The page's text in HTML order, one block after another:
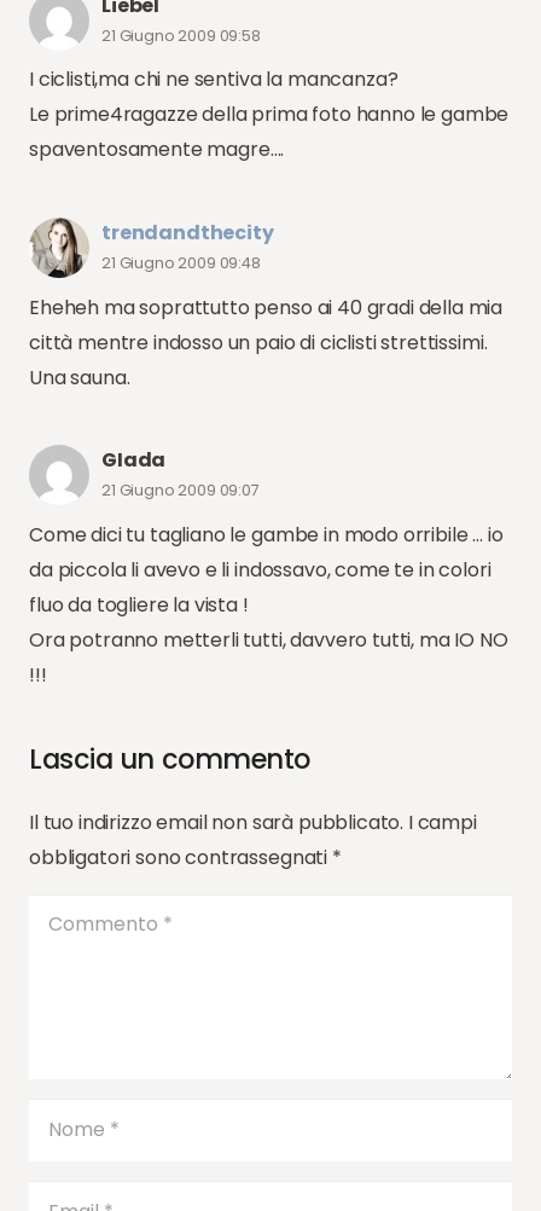
21 Giugno 2009 09:58
I ciclisti,ma chi ne sentiva la mancanza?
Le prime4ragazze della prima foto hanno le gambe
spaventosamente magre….
trendandthecity
21 Giugno 2009 09:48
Eheheh ma soprattutto penso ai 40 gradi della mia
città mentre indosso un paio di ciclisti strettissimi.
Una sauna.
GIada
21 Giugno 2009 09:07
Come dici tu tagliano le gambe in modo orribile … io
da piccola li avevo e li indossavo, come te in colori
fluo da togliere la vista !
Ora potranno metterli tutti, davvero tutti, ma IO NO
!!!
Lascia un commento
Il tuo indirizzo email non sarà pubblicato. I campi
obbligatori sono contrassegnati *